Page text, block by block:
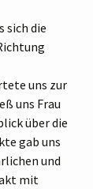
sich die
uns zur
uns Frau
über die
gab uns
und
mit